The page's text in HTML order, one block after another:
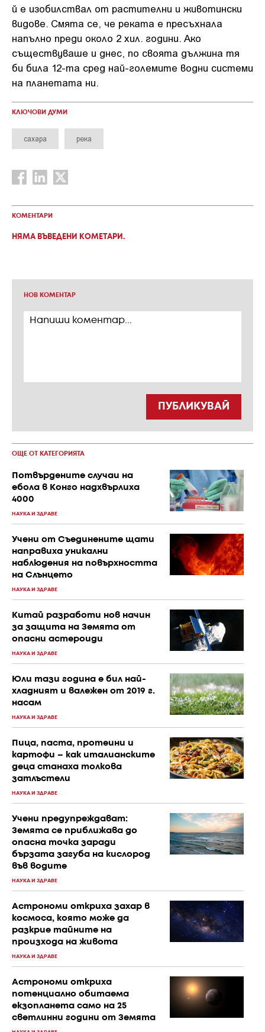
й е изобилствал от растителни и животински
видове. Смята се, че реката е пресъхнала
напълно преди около 2 хил. години. Ако
съществуваше и днес, по своята дължина тя
би била 12-та сред най-големите водни системи
на планетата ни.
КЛЮЧОВИ ДУМИ
сахара река
КОМЕНТАРИ
НЯМА ВЪВЕДЕНИ КОМЕТАРИ.
НОВ КОМЕНТАР
ПУБЛИКУВАЙ
ОЩЕ ОТ КАТЕГОРИЯТА
Потвърдените случаи на
ебола в Конго надхвърлиха
4000
НАУКА И ЗДРАВЕ
Учени от Съединените щати
направиха уникални
наблюдения на повърхността
на Слънцето
НАУКА И ЗДРАВЕ
Китай разработи нов начин
за защита на Земята от
опасни астероиди
НАУКА И ЗДРАВЕ
Юли тази година е бил най-
хладният и валежен от 2019 г.
насам
НАУКА И ЗДРАВЕ
Пица, паста, протеини и
картофи – как италианските
деца станаха толкова
затлъстели
НАУКА И ЗДРАВЕ
Учени предупреждават:
Земята се приближава до
опасна точка заради
бързата загуба на кислород
във водите
НАУКА И ЗДРАВЕ
Астрономи откриха захар в
космоса, която може да
разкрие тайните на
произхода на живота
НАУКА И ЗДРАВЕ
Астрономи откриха
потенциално обитаема
екзопланета само на 25
светлинни години от Земята